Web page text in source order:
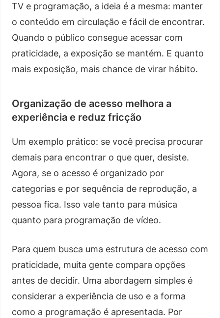
TV e programação, a ideia é a mesma: manter
o conteúdo em circulação e fácil de encontrar.
Quando o público consegue acessar com
praticidade, a exposição se mantém. E quanto
mais exposição, mais chance de virar hábito.
Organização de acesso melhora a
experiência e reduz fricção
Um exemplo prático: se você precisa procurar
demais para encontrar o que quer, desiste.
Agora, se o acesso é organizado por
categorias e por sequência de reprodução, a
pessoa fica. Isso vale tanto para música
quanto para programação de vídeo.
Para quem busca uma estrutura de acesso com
praticidade, muita gente compara opções
antes de decidir. Uma abordagem simples é
considerar a experiência de uso e a forma
como a programação é apresentada. Por